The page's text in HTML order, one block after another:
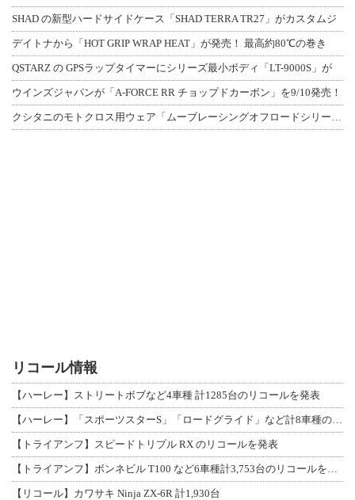
SHAD の新型ハードサイドケース「SHAD TERRA TR27」がカスタムジ
デイトナから「HOT GRIP WRAP HEAT」が発売！ 最高約80℃の巻き
QSTARZ の GPSラップタイマーにシリーズ最小ボディ「LT-9000S」が
ウインズジャパンが「A-FORCE RR チョップドカーボン」を9/10発売！
クシタニのモトクロス用ウェア「ムーブレーシングオフロードシリーズ」3アイテムが登
リコール情報
【ハーレー】ストリートボブなど4車種 計1285台のリコールを発表
【ハーレー】「スポーツスターS」「ロードグライド」など計8車種のリコールを発表
【トライアンフ】スピードトリプル RX のリコールを発表
【トライアンフ】ボンネビル T100 など6車種計3,753台のリコールを発表
【リコール】カワサキ Ninja ZX-6R 計1,930台